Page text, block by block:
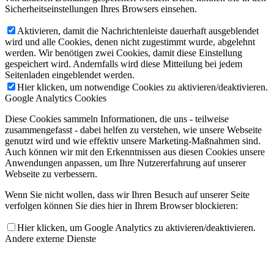
Sicherheitseinstellungen Ihres Browsers einsehen.
Aktivieren, damit die Nachrichtenleiste dauerhaft ausgeblendet
wird und alle Cookies, denen nicht zugestimmt wurde, abgelehnt
werden. Wir benötigen zwei Cookies, damit diese Einstellung
gespeichert wird. Andernfalls wird diese Mitteilung bei jedem
Seitenladen eingeblendet werden.
Hier klicken, um notwendige Cookies zu aktivieren/deaktivieren.
Google Analytics Cookies
Diese Cookies sammeln Informationen, die uns - teilweise
zusammengefasst - dabei helfen zu verstehen, wie unsere Webseite
genutzt wird und wie effektiv unsere Marketing-Maßnahmen sind.
Auch können wir mit den Erkenntnissen aus diesen Cookies unsere
Anwendungen anpassen, um Ihre Nutzererfahrung auf unserer
Webseite zu verbessern.
Wenn Sie nicht wollen, dass wir Ihren Besuch auf unserer Seite
verfolgen können Sie dies hier in Ihrem Browser blockieren:
Hier klicken, um Google Analytics zu aktivieren/deaktivieren.
Andere externe Dienste